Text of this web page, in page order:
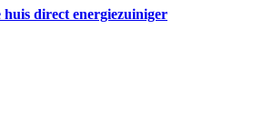
direct energiezuiniger